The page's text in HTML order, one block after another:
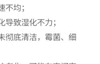
均；
致湿化不力；
彻底清洁，霉菌、细